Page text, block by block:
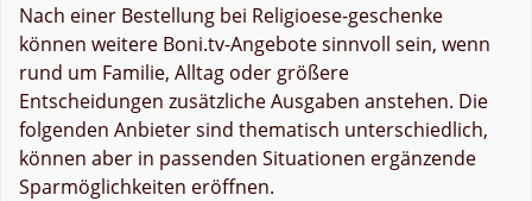
Nach einer Bestellung bei Religioese-geschenke
können weitere Boni.tv-Angebote sinnvoll sein, wenn
rund um Familie, Alltag oder größere
Entscheidungen zusätzliche Ausgaben anstehen. Die
folgenden Anbieter sind thematisch unterschiedlich,
können aber in passenden Situationen ergänzende
Sparmöglichkeiten eröffnen.